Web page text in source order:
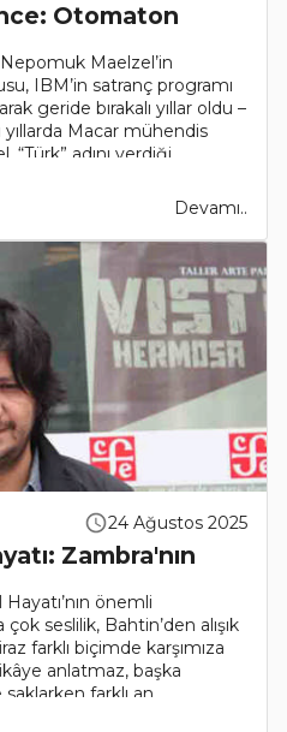
Otomaton
Maelzel’in
IBM’in satranç programı
geride bırakalı yıllar oldu –
yıllarda Macar mühendis
adını verdiği
Devamı..
24 Ağustos 2025
Zambra'nın
önemli
seslilik, Bahtin’den alışık
farklı biçimde karşımıza
anlatmaz, başka
farklı an..